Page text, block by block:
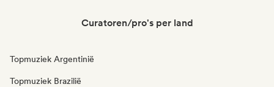
Curatoren/pro's per land
Topmuziek Argentinië
Topmuziek Brazilië